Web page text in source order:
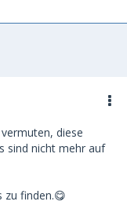
diese
sind nicht mehr auf
zu finden.😋